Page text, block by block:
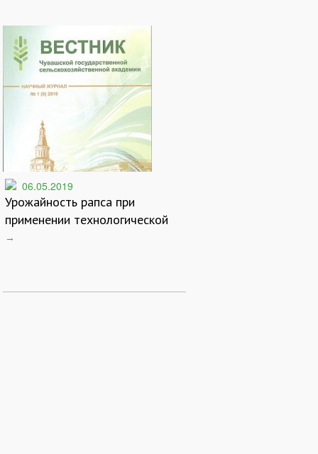
06.05.2019
Урожайность рапса при
применении технологической
колеи
→